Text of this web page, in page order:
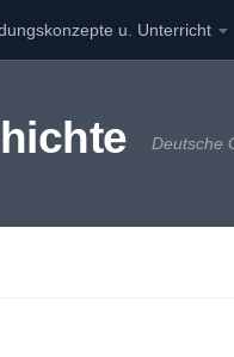
u. Unterricht
Deutsche